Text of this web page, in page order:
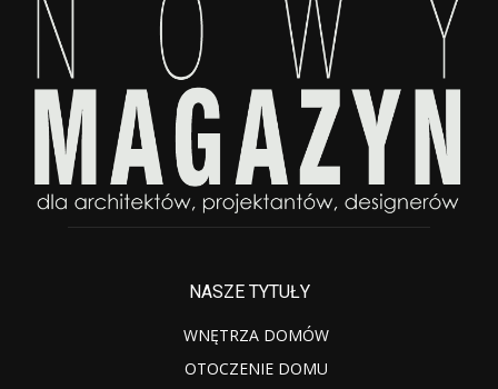
NASZE TYTUŁY
WNĘTRZA DOMÓW
OTOCZENIE DOMU